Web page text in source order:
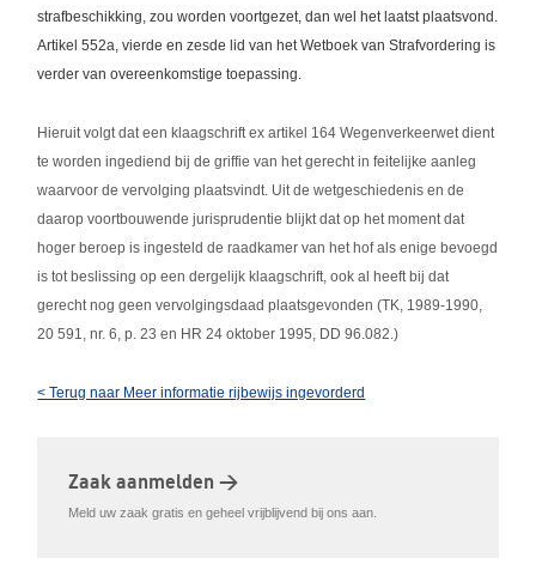
strafbeschikking, zou worden voortgezet, dan wel het laatst plaatsvond.
Artikel 552a, vierde en zesde lid van het Wetboek van Strafvordering is
verder van overeenkomstige toepassing.
Hieruit volgt dat een klaagschrift ex artikel 164 Wegenverkeerwet dient
te worden ingediend bij de griffie van het gerecht in feitelijke aanleg
waarvoor de vervolging plaatsvindt. Uit de wetgeschiedenis en de
daarop voortbouwende jurisprudentie blijkt dat op het moment dat
hoger beroep is ingesteld de raadkamer van het hof als enige bevoegd
is tot beslissing op een dergelijk klaagschrift, ook al heeft bij dat
gerecht nog geen vervolgingsdaad plaatsgevonden (TK, 1989-1990,
20 591, nr. 6, p. 23 en HR 24 oktober 1995, DD 96.082.)
< Terug naar Meer informatie rijbewijs ingevorderd
Zaak aanmelden >
Meld uw zaak gratis en geheel vrijblijvend bij ons aan.